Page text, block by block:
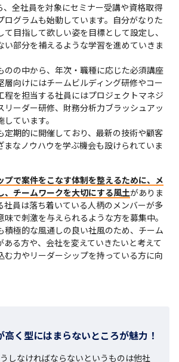
、全社員を対象にセミナー受講や資格取得
ログラムも始動しています。自分がなりた
目指して欲しい姿を目標として設定し、
い部分を補えるような学習を進めていきま
のの中から、年次・職種に応じた必須講座
層向けにはチームビルディング研修やコー
程を担当する社員にはプロジェクトマネジ
リーダー研修、財務分析力ブラッシュアッ
ています。
定期的に開催しており、最新の技術や顧客
まなノウハウを学ぶ機会も設けられていま
プで案件をこなす体制を整えるために、メ
、チームワークを大切にする風土がありま
社員は落ち着いている人柄のメンバーが多
で刺激を与えられるような方を募集中。
積極的な風通しの良い社風のため、チーム
ある方や、会社を変えていきたいと考えて
む力やリーダーシップを持っている方に向
高く型にはまらないところが魅力！
しなければならないというものは他社